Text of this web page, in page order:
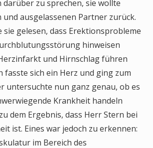
zu sprechen, sie wollte
ausgelassenen Partner zurück.
gelesen, dass Erektionsprobleme
hinweisen
und Hirnschlag führen
fasste sich ein Herz und ging zum
untersuchte nun ganz genau, ob es
Krankheit handeln
dem Ergebnis, dass Herr Stern bei
ist. Eines war jedoch zu erkennen:
im Bereich des